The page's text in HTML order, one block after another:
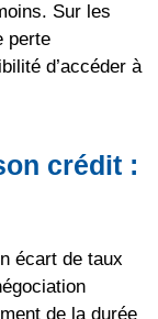
Sur les
perte
d’accéder à
crédit :
écart de taux
de la durée